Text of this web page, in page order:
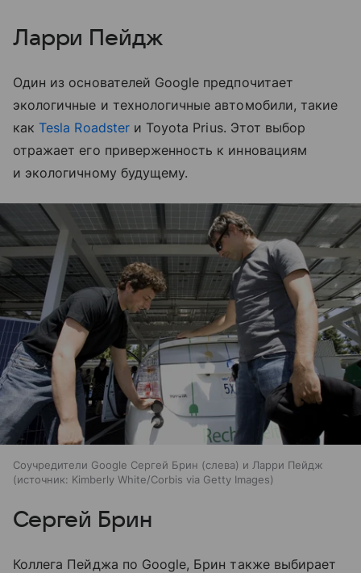
Ларри Пейдж
Один из основателей Google предпочитает
экологичные и технологичные автомобили, такие
как Tesla Roadsterи Toyota Prius. Этот выбор
отражает его приверженность к инновациям
и экологичному будущему.
Соучредители Google Сергей Брин (слева) и Ларри Пейдж
источник: Kimberly White/Corbis via Getty Images
Сергей Брин
Коллега Пейджа по Google, Брин также выбирает